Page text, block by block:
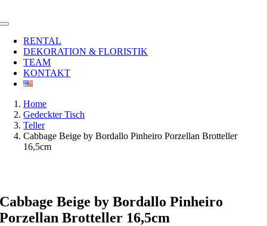
Inhalt
Toggle
NavigationRENTAL
DEKORATION & FLORISTIK
TEAM
KONTAKT
Home
Gedeckter Tisch
Teller
Cabbage Beige by Bordallo Pinheiro Porzellan Brotteller
16,5cm
Cabbage Beige by Bordallo Pinheiro
Porzellan Brotteller 16,5cm